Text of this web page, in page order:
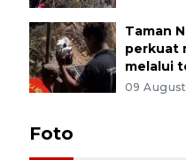
Taman
perkuat
melalui
09
Foto